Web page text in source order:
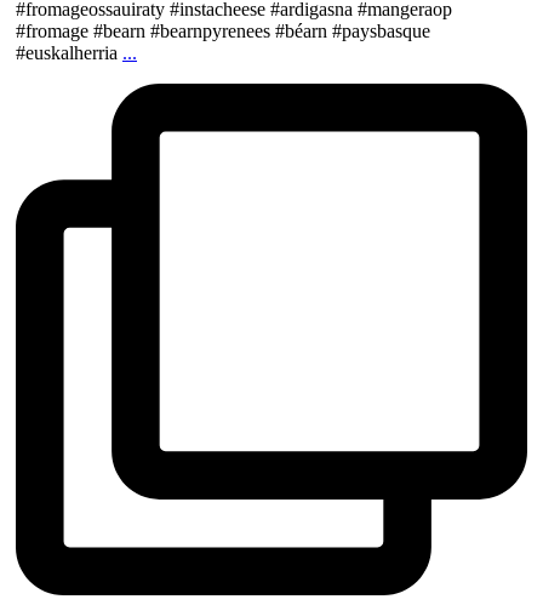
#fromageossauiraty #instacheese #ardigasna #mangeraop
#fromage #bearn #bearnpyrenees #béarn #paysbasque
#euskalherria ...